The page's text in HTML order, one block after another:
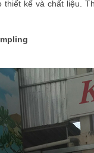
thiết kế và chất liệu.